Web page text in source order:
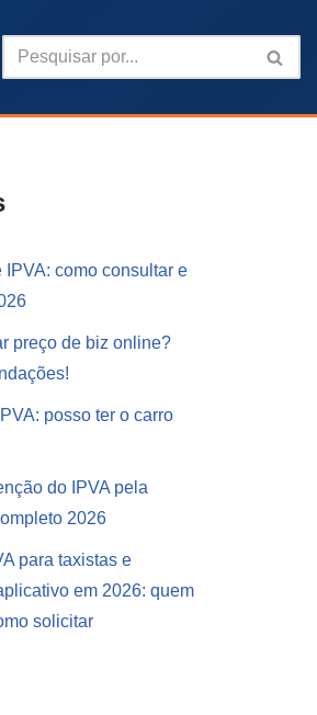
IPVA: como consultar e
preço de biz online?
posso ter o carro
do IPVA pela
2026
para taxistas e
em 2026: quem
solicitar